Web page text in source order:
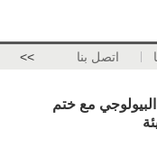
اتصل بنا >>
مع ختم